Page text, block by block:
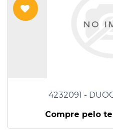
4232091 -
Compre pelo